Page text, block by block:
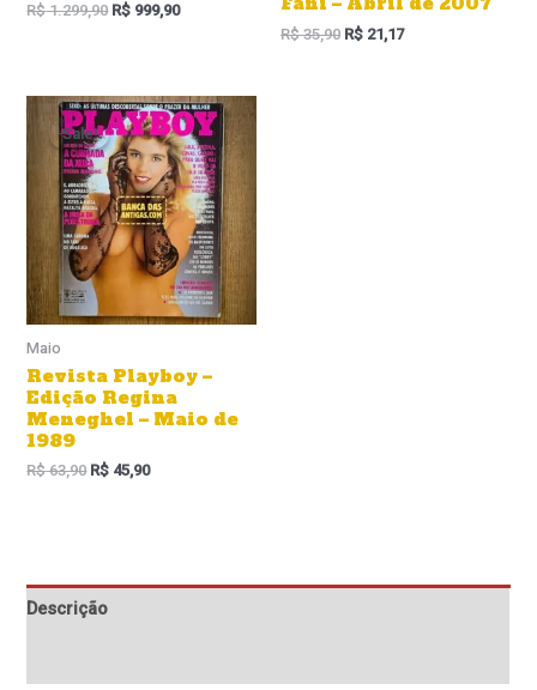
R$1.299,90 R$ 999,90
R$35,90 R$ 21,17
Sale!
Sale!
Maio
Revista Playboy –
Edição Regina
Meneghel – Maio de
1989
R$63,90
O
preço
original
era:
R$ 63,90.
R$ 45,90
O
preço
atual
é:
R$ 45,90.
Descrição